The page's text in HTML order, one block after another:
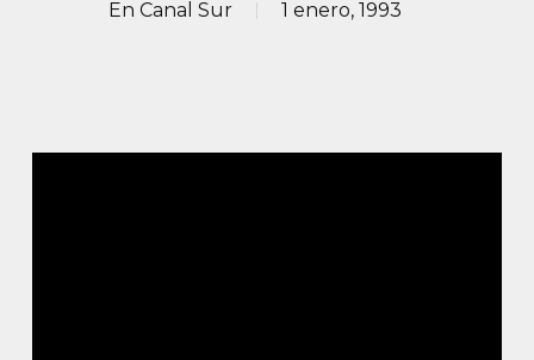
En Canal Sur 1 enero, 1993